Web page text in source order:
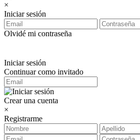
×
Iniciar sesión
Olvidé mi contraseña
Iniciar sesión
Continuar como invitado
Crear una cuenta
×
Registrarme